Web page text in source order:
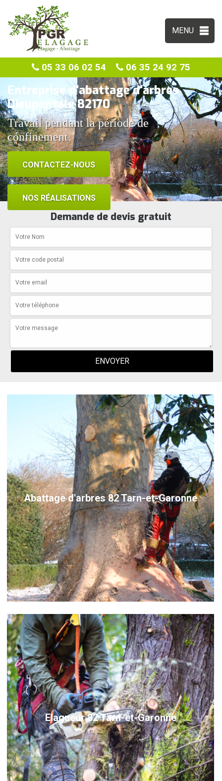
MENU
05 33 06 02 54 06 35 24 92 75
Entreprise d'abattage d'arbres
Dieupentale 82170
Travail pendant la période de
confinement
CONTACTEZ-NOUS
NOS RÉALISATIONS
Demande de devis gratuit
Abattage d'arbres 82 Tarn-et-Garonne
Elagueur 82 Tarn-et-Garonne